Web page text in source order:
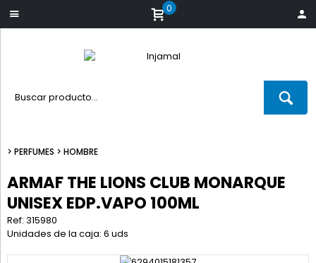
0
> PERFUMES > HOMBRE
ARMAF THE LIONS CLUB MONARQUE
UNISEX EDP.VAPO 100ML
Ref: 315980
Unidades de la caja: 6 uds